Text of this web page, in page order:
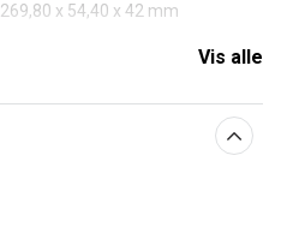
269,80 x 54,40 x 42 mm
Vis alle